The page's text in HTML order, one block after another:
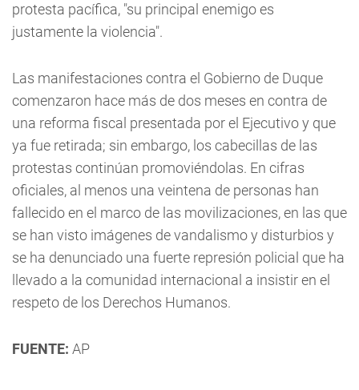
protesta pacífica, "su principal enemigo es
justamente la violencia".
Las manifestaciones contra el Gobierno de Duque
comenzaron hace más de dos meses en contra de
una reforma fiscal presentada por el Ejecutivo y que
ya fue retirada; sin embargo, los cabecillas de las
protestas continúan promoviéndolas. En cifras
oficiales, al menos una veintena de personas han
fallecido en el marco de las movilizaciones, en las que
se han visto imágenes de vandalismo y disturbios y
se ha denunciado una fuerte represión policial que ha
llevado a la comunidad internacional a insistir en el
respeto de los Derechos Humanos.
FUENTE: AP